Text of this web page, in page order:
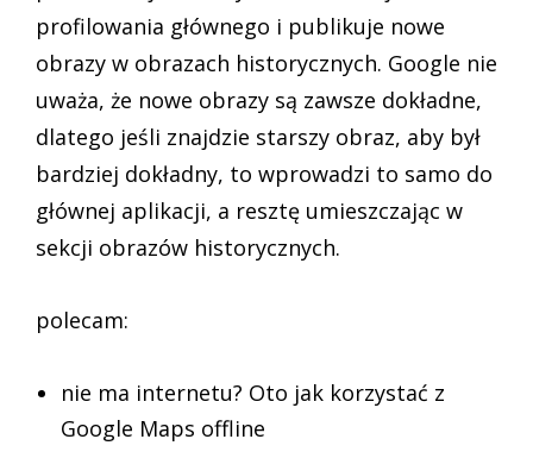
profilowania głównego i publikuje nowe
obrazy w obrazach historycznych. Google nie
uważa, że nowe obrazy są zawsze dokładne,
dlatego jeśli znajdzie starszy obraz, aby był
bardziej dokładny, to wprowadzi to samo do
głównej aplikacji, a resztę umieszczając w
sekcji obrazów historycznych.
polecam:
nie ma internetu? Oto jak korzystać z
Google Maps offline